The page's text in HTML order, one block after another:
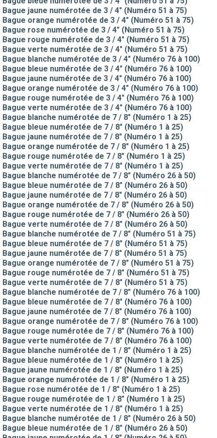
Bague jaune numérotée de 3 / 4" (Numéro 51 à 75)
Bague orange numérotée de 3 / 4" (Numéro 51 à 75)
Bague rose numérotée de 3 / 4" (Numéro 51 à 75)
Bague rouge numérotée de 3 / 4" (Numéro 51 à 75)
Bague verte numérotée de 3 / 4" (Numéro 51 à 75)
Bague blanche numérotée de 3 / 4" (Numéro 76 à 100)
Bague bleue numérotée de 3 / 4" (Numéro 76 à 100)
Bague jaune numérotée de 3 / 4" (Numéro 76 à 100)
Bague orange numérotée de 3 / 4" (Numéro 76 à 100)
Bague rouge numérotée de 3 / 4" (Numéro 76 à 100)
Bague verte numérotée de 3 / 4" (Numéro 76 à 100)
Bague blanche numérotée de 7 / 8" (Numéro 1 à 25)
Bague bleue numérotée de 7 / 8" (Numéro 1 à 25)
Bague jaune numérotée de 7 / 8" (Numéro 1 à 25)
Bague orange numérotée de 7 / 8" (Numéro 1 à 25)
Bague rouge numérotée de 7 / 8" (Numéro 1 à 25)
Bague verte numérotée de 7 / 8" (Numéro 1 à 25)
Bague blanche numérotée de 7 / 8" (Numéro 26 à 50)
Bague bleue numérotée de 7 / 8" (Numéro 26 à 50)
Bague jaune numérotée de 7 / 8" (Numéro 26 à 50)
Bague orange numérotée de 7 / 8" (Numéro 26 à 50)
Bague rouge numérotée de 7 / 8" (Numéro 26 à 50)
Bague verte numérotée de 7 / 8" (Numéro 26 à 50)
Bague blanche numérotée de 7 / 8" (Numéro 51 à 75)
Bague bleue numérotée de 7 / 8" (Numéro 51 à 75)
Bague jaune numérotée de 7 / 8" (Numéro 51 à 75)
Bague orange numérotée de 7 / 8" (Numéro 51 à 75)
Bague rouge numérotée de 7 / 8" (Numéro 51 à 75)
Bague verte numérotée de 7 / 8" (Numéro 51 à 75)
Bague blanche numérotée de 7 / 8" (Numéro 76 à 100)
Bague bleue numérotée de 7 / 8" (Numéro 76 à 100)
Bague jaune numérotée de 7 / 8" (Numéro 76 à 100)
Bague orange numérotée de 7 / 8" (Numéro 76 à 100)
Bague rouge numérotée de 7 / 8" (Numéro 76 à 100)
Bague verte numérotée de 7 / 8" (Numéro 76 à 100)
Bague blanche numérotée de 1 / 8" (Numéro 1 à 25)
Bague bleue numérotée de 1 / 8" (Numéro 1 à 25)
Bague jaune numérotée de 1 / 8" (Numéro 1 à 25)
Bague orange numérotée de 1 / 8" (Numéro 1 à 25)
Bague rose numérotée de 1 / 8" (Numéro 1 à 25)
Bague rouge numérotée de 1 / 8" (Numéro 1 à 25)
Bague verte numérotée de 1 / 8" (Numéro 1 à 25)
Bague blanche numérotée de 1 / 8" (Numéro 26 à 50)
Bague bleue numérotée de 1 / 8" (Numéro 26 à 50)